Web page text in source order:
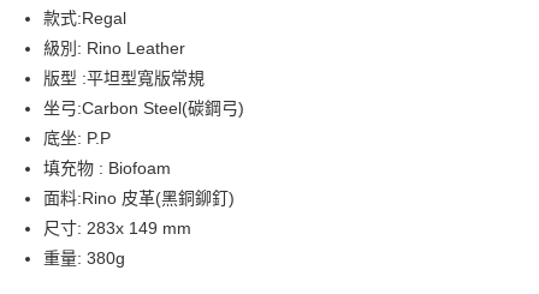
便利好安心！
１．簡單：不需註冊會員、不需綁卡、不需儲值。
２．便利：只要手機號碼，簡訊認證，即可結帳。
３．安心：先確認商品／服務後，再付款。
【「AFTEE先享後付」結帳流程】
１．於結帳方式選擇「AFTEE先享後付」後，將跳轉至「AFTEE先享後付」
結帳頁面，進行簡訊認證並確認金額後，即可完成結帳。
３．收到繳費通知簡訊後14天內，點擊此簡訊中的連結，可透過四大超商／
ATM／網路銀行／等多元方式進行付款，方視為交易完成。
※ 請注意：結帳手續完成當下不需立刻繳費，但若您需要取消訂單，請聯絡
購買商品的店家。未經商家同意取消之訂單仍視為有效，需透過AFTEE先享
運送方式
付款後－全家取貨
每筆NT$60
付款後－7-11取貨
每筆NT$60
本島宅配
每筆NT$200
款式:Regal
級別: Rino Leather
版型 :平坦型寬版常規
坐弓:Carbon Steel(碳鋼弓)
底坐: P.P
填充物 : Biofoam
面料:Rino 皮革(黑銅鉚釘)
尺寸: 283x 149 mm
重量: 380g